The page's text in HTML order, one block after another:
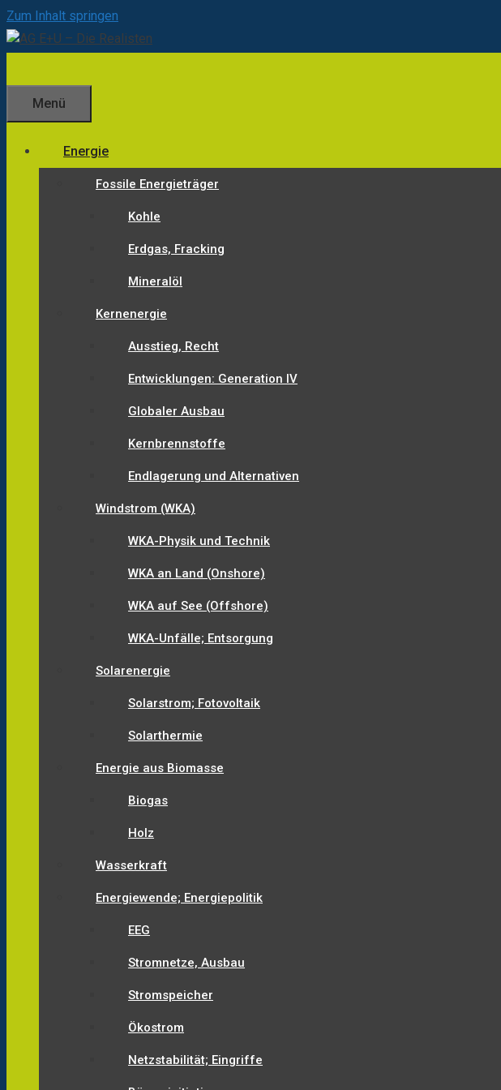
Zum Inhalt springen
Menü
Energie
Fossile Energieträger
Kohle
Erdgas, Fracking
Mineralöl
Kernenergie
Ausstieg, Recht
Entwicklungen: Generation IV
Globaler Ausbau
Kernbrennstoffe
Endlagerung und Alternativen
Windstrom (WKA)
WKA-Physik und Technik
WKA an Land (Onshore)
WKA auf See (Offshore)
WKA-Unfälle; Entsorgung
Solarenergie
Solarstrom; Fotovoltaik
Solarthermie
Energie aus Biomasse
Biogas
Holz
Wasserkraft
Energiewende; Energiepolitik
EEG
Stromnetze, Ausbau
Stromspeicher
Ökostrom
Netzstabilität; Eingriffe